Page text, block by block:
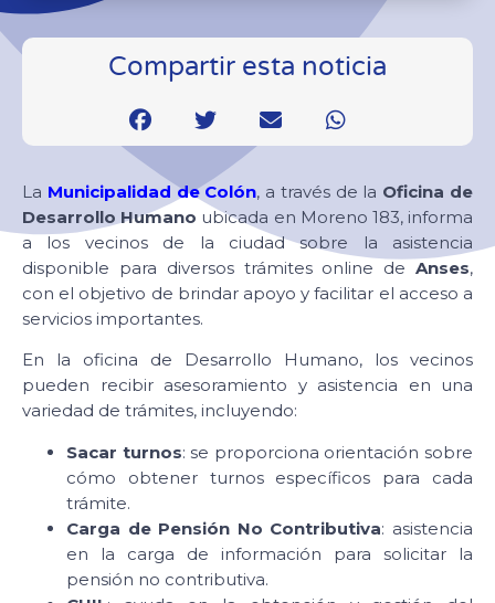
Compartir esta noticia
La Municipalidad de Colón, a través de la Oficina de
Desarrollo Humano ubicada en Moreno 183, informa
a los vecinos de la ciudad sobre la asistencia
disponible para diversos trámites online de Anses,
con el objetivo de brindar apoyo y facilitar el acceso a
servicios importantes.
En la oficina de Desarrollo Humano, los vecinos
pueden recibir asesoramiento y asistencia en una
variedad de trámites, incluyendo:
Sacar turnos: se proporciona orientación sobre
cómo obtener turnos específicos para cada
trámite.
Carga de Pensión No Contributiva: asistencia
en la carga de información para solicitar la
pensión no contributiva.